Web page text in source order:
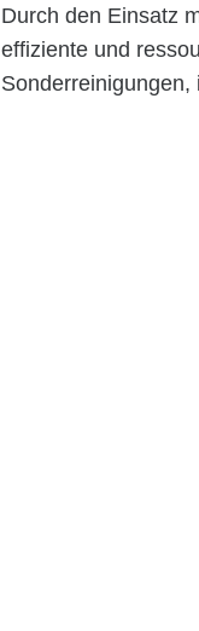
Durch den Einsatz
effiziente und